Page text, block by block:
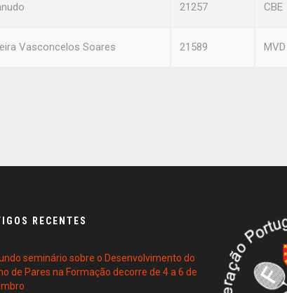
21257 CBE
Vasconcelos Soares 21589 MVD
RECENTES
seminário sobre o Desenvolvimento do
de Pares na Formação decorre de 4 a 6 de